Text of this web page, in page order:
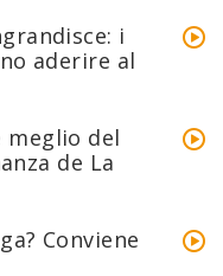
i
aderire al
meglio del
de La
Conviene